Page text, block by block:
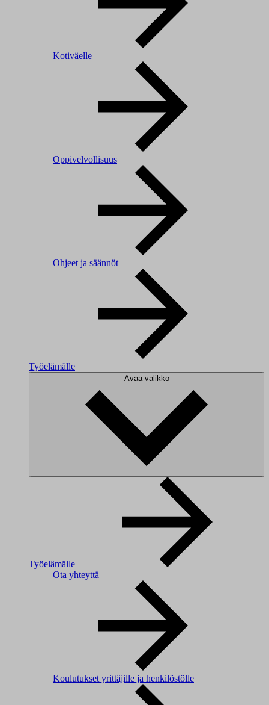
Kotiväelle
Oppivelvollisuus
Ohjeet ja säännöt
Työelämälle
Avaa valikko
Työelämälle
Ota yhteyttä
Koulutukset yrittäjille ja henkilöstölle